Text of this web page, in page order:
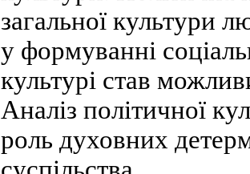
загальної культури
у формуванні
культурі став
Аналіз політичної
роль духовних